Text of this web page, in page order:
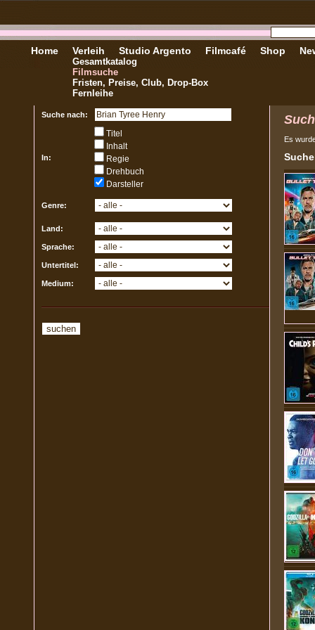
Home Verleih
Gesamtkatalog
Filmsuche
Fristen, Preise, Club, Drop-Box
Fernleihe
Studio Argento Filmcafé Shop
Suche nach:
In:
Titel
Inhalt
Regie
Drehbuch
Darsteller
Genre:
Land:
Sprache:
Untertitel:
Medium:
Es